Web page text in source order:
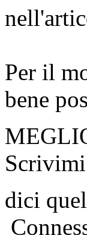
Per il
bene
dici